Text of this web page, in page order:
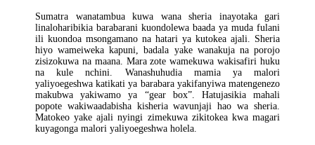
Sumatra wanatambua kuwa wana sheria inayotaka gari
linaloharibikia barabarani kuondolewa baada ya muda fulani
ili kuondoa msongamano na hatari ya kutokea ajali. Sheria
hiyo wameiweka kapuni, badala yake wanakuja na porojo
zisizokuwa na maana. Mara zote wamekuwa wakisafiri huku
na kule nchini. Wanashuhudia mamia ya malori
yaliyoegeshwa katikati ya barabara yakifanyiwa matengenezo
makubwa yakiwamo ya “gear box”. Hatujasikia mahali
popote wakiwaadabisha kisheria wavunjaji hao wa sheria.
Matokeo yake ajali nyingi zimekuwa zikitokea kwa magari
kuyagonga malori yaliyoegeshwa holela.